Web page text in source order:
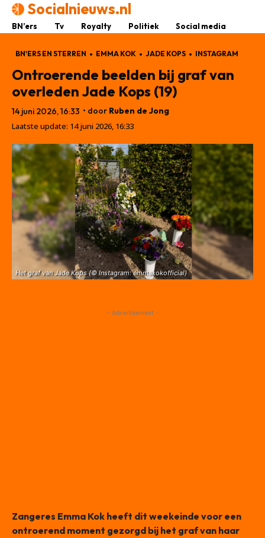
Socialnieuws.nl
BN’ers Tv Royalty Politiek Social media
BN'ERS EN STERREN EMMA KOK JADE KOPS INSTAGRAM
Ontroerende beelden bij graf van
overleden Jade Kops (19)
14 juni 2026, 16:33 • door Ruben de Jong
Laatste update: 14 juni 2026, 16:33
Het graf van Jade Kops (© Instagram: emmakokofficial)
- Advertisement -
Zangeres Emma Kok heeft dit weekeinde voor een
ontroerend moment gezorgd bij het graf van haar